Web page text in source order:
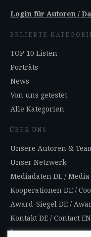
Login für Autoren /
BELIEBTE
TOP 10 Listen
Porträts
News
Von uns getestet
Alle Kategorien
ÜBER UNS
Unsere Autoren &
Unser Netzwerk
Mediadaten DE / Media
Kooperationen DE /
Award-Siegel DE /
Kontakt DE / Contact EN
Impressum